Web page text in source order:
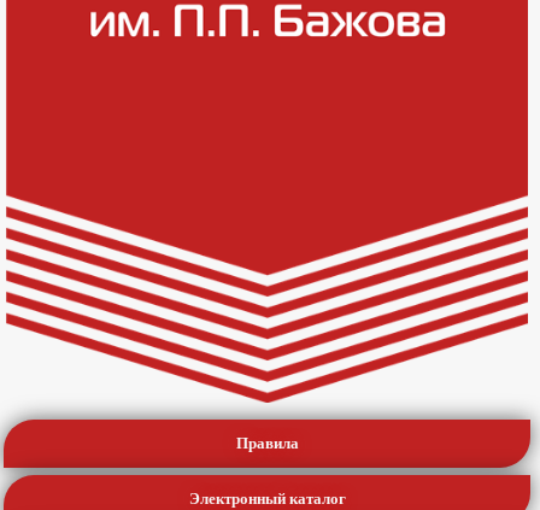
Правила
Электронный каталог